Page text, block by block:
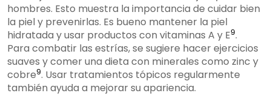
hombres. Esto muestra la importancia de cuidar bien
la piel y prevenirlas. Es bueno mantener la piel
hidratada y usar productos con vitaminas A y E9.
Para combatir las estrías, se sugiere hacer ejercicios
suaves y comer una dieta con minerales como zinc y
cobre9. Usar tratamientos tópicos regularmente
también ayuda a mejorar su apariencia.